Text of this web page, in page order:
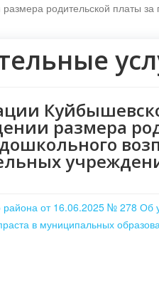
родительской платы за
размера
от 16.06.2025 № 278 Об
в муниципальных